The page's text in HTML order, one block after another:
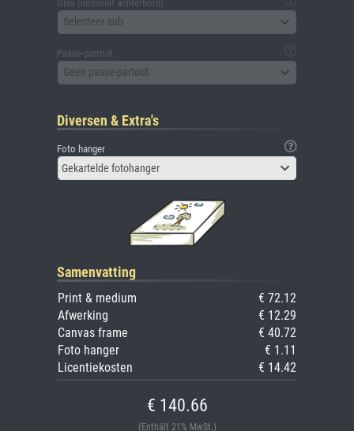
Glas (inclusief achterbord)
Selecteer aub
Passe-partout
Geen passe-partout
Diversen & Extra's
Foto hanger
Gekartelde fotohanger
Samenvatting
Print & medium
€ 72.12
Afwerking
€ 12.29
Canvas frame
€ 40.72
Foto hanger
€ 1.11
Licentiekosten
€ 14.42
€ 140.66
(Enthält 21% MwSt.)